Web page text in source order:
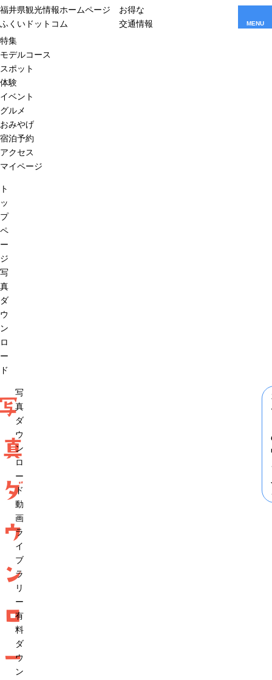
福井県観光情報ホームページ
ふくいドットコム
お得な
交通情報
MENU
特集
モデルコース
スポット
体験
イベント
グルメ
おみやげ
宿泊予約
アクセス
マイページ
ト
ッ
プ
ペ
ー
ジ
写
真
ダ
ウ
ン
ロ
ー
ド
真
ダ
ウ
ン
ロ
ー
写
真
ダ
ウ
ン
ロ
ー
ド
動
画
ラ
イ
ブ
ラ
リ
ー
有
料
ダ
ウ
ン